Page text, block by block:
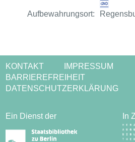
Aufbewahrungsort:
KONTAKT
IMPRESSUM
BARRIEREFREIHEIT
DATENSCHUTZERKLÄRUNG
Ein Dienst der In